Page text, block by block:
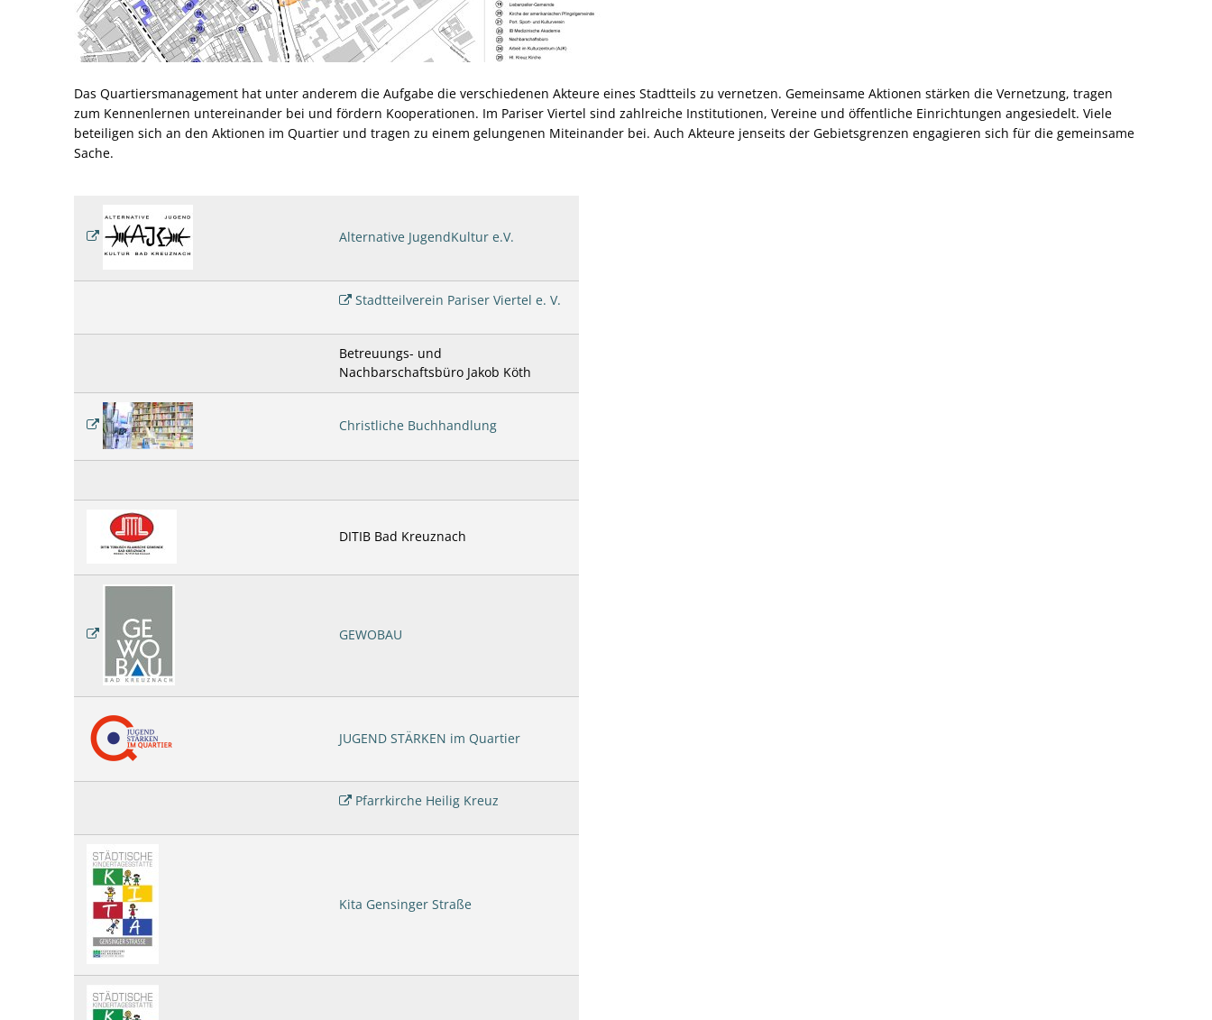
Das Quartiersmanagement hat unter anderem die Aufgabe die verschiedenen Akteure eines Stadtteils zu vernetzen. Gemeinsame Aktionen stärken die Vernetzung, tragen
zum Kennenlernen untereinander bei und fördern Kooperationen. Im Pariser Viertel sind zahlreiche Institutionen, Vereine und öffentliche Einrichtungen angesiedelt. Viele
beteiligen sich an den Aktionen im Quartier und tragen zu einem gelungenen Miteinander bei. Auch Akteure jenseits der Gebietsgrenzen engagieren sich für die gemeinsame
Sache.
Alternative JugendKultur e.V.
Stadtteilverein Pariser Viertel e. V.
Betreuungs- und
Nachbarschaftsbüro Jakob Köth
Christliche Buchhandlung
DITIB Bad Kreuznach
GEWOBAU
JUGEND STÄRKEN im Quartier
Pfarrkirche Heilig Kreuz
Kita Gensinger Straße